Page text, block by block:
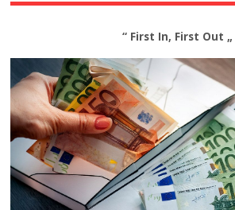
“ First In, First Out „